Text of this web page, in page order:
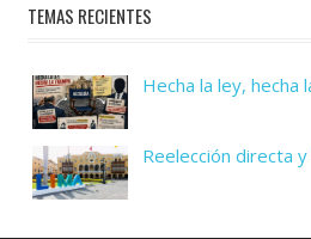
TEMAS RECIENTES
Hecha la ley, hecha
Reelección directa